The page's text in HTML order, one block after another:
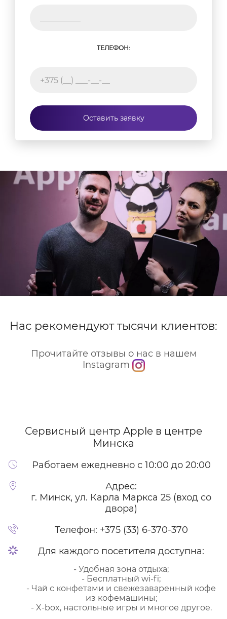
ТЕЛЕФОН:
Оставить заявку
Нас рекомендуют тысячи клиентов:
Прочитайте отзывы о нас в нашем
Instagram
Сервисный центр Apple в центре
Минска
Работаем ежедневно с 10:00 до 20:00
Адрес:
г. Минск, ул. Карла Маркса 25 (вход со
двора)
Телефон: +375 (33) 6-370-370
Для каждого посетителя доступна:
- Удобная зона отдыха;
- Бесплатный wi-fi;
- Чай с конфетами и свежезаваренный кофе
из кофемашины;
- X-box, настольные игры и многое другое.